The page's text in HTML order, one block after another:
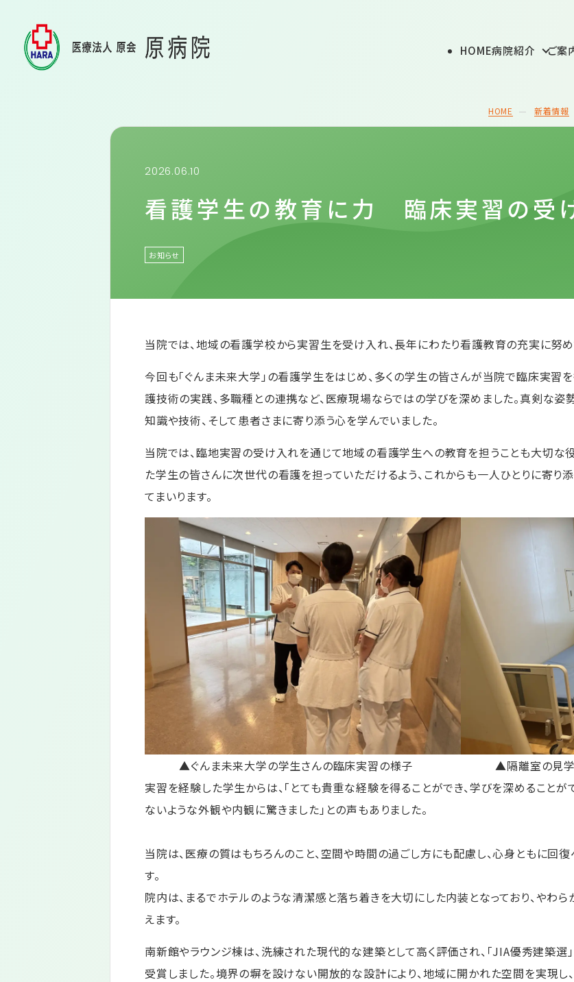
HOME病院紹介 ご案
フロアのご案内
スタッフ紹介
0270-74-0633
診療情報
HOME 新着情報
2026.06.10
看護学生の教育に力 臨床実習の受
お知らせ
当院では、地域の看護学校から実習生を受け入れ、長年にわたり看護教育の充実に努め
今回も「ぐんま未来大学」の看護学生をはじめ、多くの学生の皆さんが当院で臨床実習
護技術の実践、多職種との連携など、医療現場ならではの学びを深めました。真剣な姿
知識や技術、そして患者さまに寄り添う心を学んでいました。
当院では、臨地実習の受け入れを通じて地域の看護学生への教育を担うことも大切な
た学生の皆さんに次世代の看護を担っていただけるよう、これからも一人ひとりに寄
てまいります。
▲ぐんま未来大学の学生さんの臨床実習の様子
▲隔離室の見学
実習を経験した学生からは、「とても貴重な経験を得ることができ、学びを深めることが
ないような外観や内観に驚きました」との声もありました。
当院は、医療の質はもちろんのこと、空間や時間の過ごし方にも配慮し、心身ともに回
す。
院内は、まるでホテルのような清潔感と落ち着きを大切にした内装となっており、やわ
えます。
南新館やラウンジ棟は、洗練された現代的な建築として高く評価され、「JIA優秀建築選
受賞しました。境界の塀を設けない開放的な設計により、地域に開かれた空間を実現し